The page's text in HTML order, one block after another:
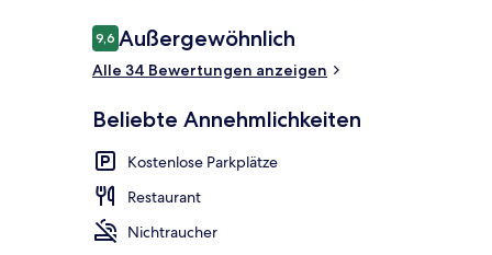
Bewertungen
9,69,6 von 10.
Außergewöhnlich
Alle 34 Bewertungen anzeigen
Beliebte Annehmlichkeiten
Kostenlose Parkplätze
Restaurant
Nichtraucher